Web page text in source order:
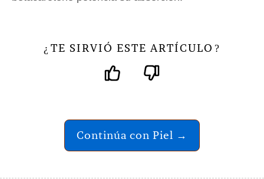
¿ TE SIRVIÓ ESTE ARTÍCULO ?
Continúa con Piel →